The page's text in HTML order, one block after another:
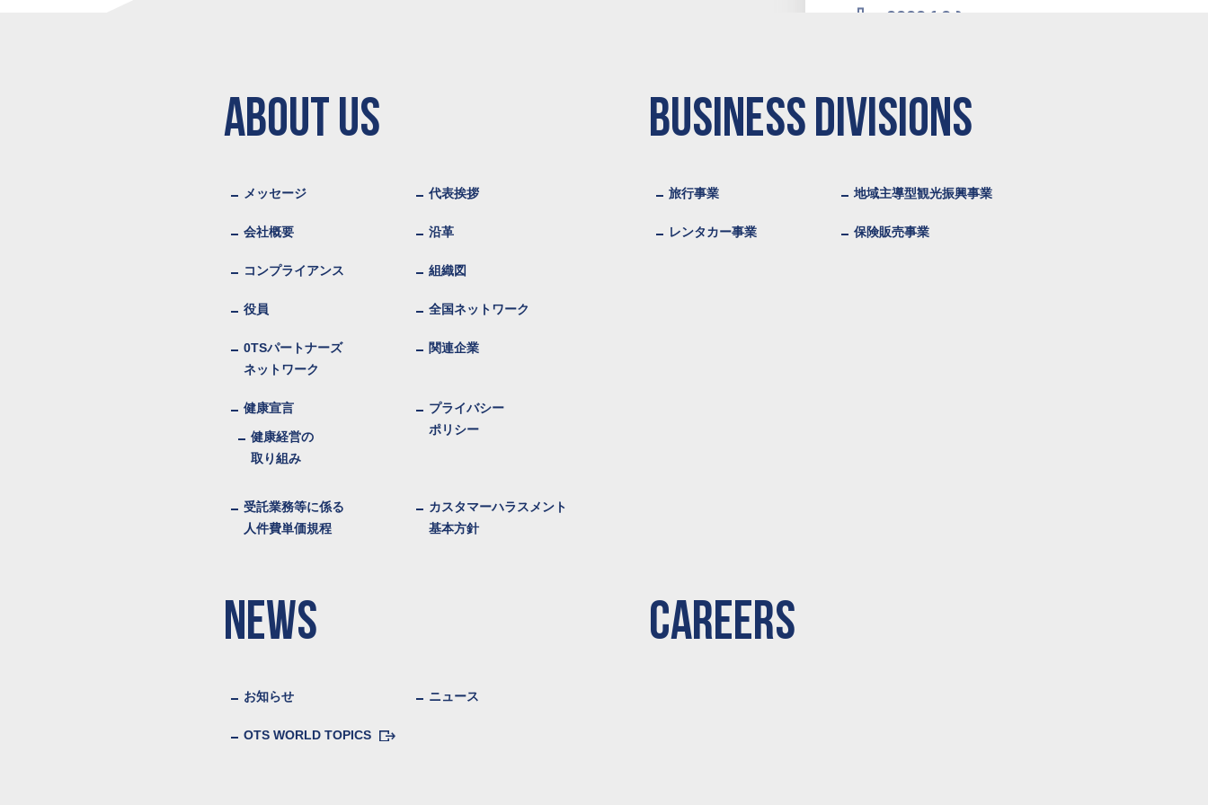
2020 ( 6 )
2018 ( 5 )
ABOUT US
メッセージ 代表挨拶
会社概要 沿革
コンプライアンス 組織図
役員 全国ネットワーク
0TSパートナーズ
ネットワーク
関連企業
健康宣言
健康経営の
取り組み
プライバシー
ポリシー
受託業務等に係る
人件費単価規程
カスタマーハラスメント
基本方針
BUSINESS DIVISIONS
旅行事業 地域主導型観光振興事業
レンタカー事業 保険販売事業
NEWS
お知らせ ニュース
OTS WORLD TOPICS
CAREERS